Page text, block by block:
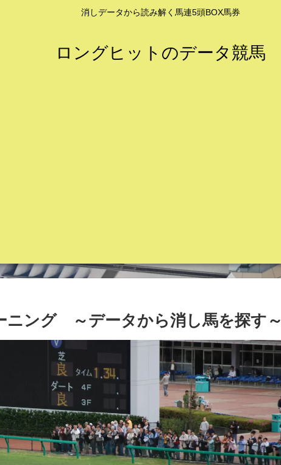
消しデータから読み解く馬連5頭BOX馬券
ロングヒットのデータ競馬
ング ～データから消し馬を探す～